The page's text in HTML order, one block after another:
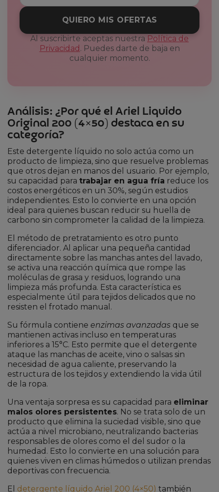
QUIERO MIS OFERTAS
Al suscribirte aceptas nuestra Política de
Privacidad . Puedes darte de baja en
cualquier momento.
Análisis: ¿Por qué el Ariel Liquido
Original 200 (4×50) destaca en su
categoría?
Este detergente líquido no solo actúa como un
producto de limpieza, sino que resuelve problemas
que otros dejan en manos del usuario. Por ejemplo,
su capacidad para trabajar en agua fría reduce los
costos energéticos en un 30%, según estudios
independientes. Esto lo convierte en una opción
ideal para quienes buscan reducir su huella de
carbono sin comprometer la calidad de la limpieza.
El método de pretratamiento es otro punto
diferenciador. Al aplicar una pequeña cantidad
directamente sobre las manchas antes del lavado,
se activa una reacción química que rompe las
moléculas de grasa y residuos, logrando una
limpieza más profunda. Esta característica es
especialmente útil para tejidos delicados que no
resisten el frotado manual.
Su fórmula contiene enzimas avanzadas que se
mantienen activas incluso en temperaturas
inferiores a 15°C. Esto permite que el detergente
ataque las manchas de aceite, vino o salsas sin
necesidad de agua caliente, preservando la
estructura de los tejidos y extendiendo la vida útil
de la ropa.
Una ventaja sorpresa es su capacidad para eliminar
malos olores persistentes. No se trata solo de un
producto que elimina la suciedad visible, sino que
actúa a nivel microbiano, neutralizando bacterias
responsables de olores como el del sudor o la
humedad. Esto lo convierte en una solución para
quienes viven en climas húmedos o utilizan prendas
deportivas con frecuencia.
El detergente líquido Ariel 200 (4×50) también